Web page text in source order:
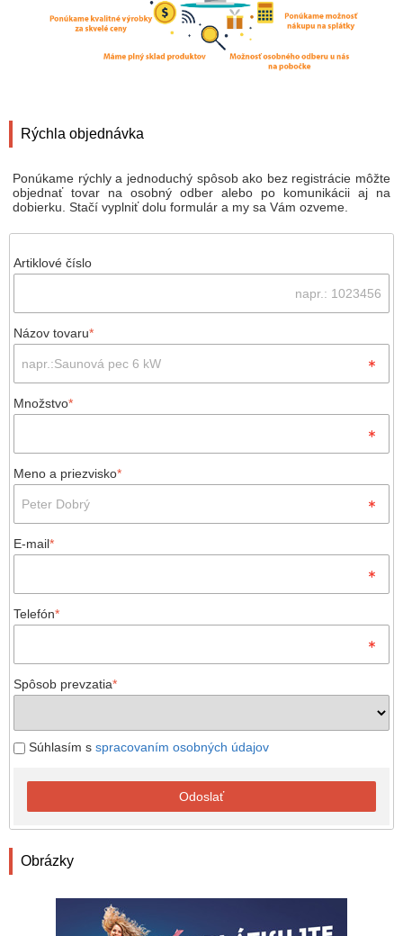
Rýchla objednávka
Ponúkame rýchly a jednoduchý spôsob ako bez registrácie môžte
objednať tovar na osobný odber alebo po komunikácii aj na
dobierku. Stačí vyplniť dolu formulár a my sa Vám ozveme.
Artiklové číslo
Názov tovaru*
Množstvo*
Meno a priezvisko*
E-mail*
Telefón*
Spôsob prevzatia*
Súhlasím s spracovaním osobných údajov
Odoslať
Obrázky